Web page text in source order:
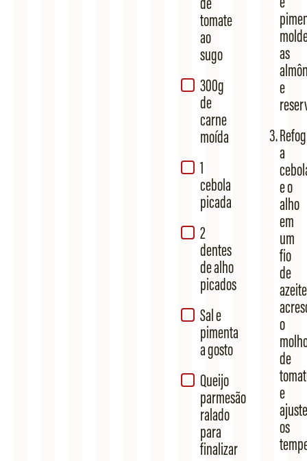
tomate
ao
sugo
300g
de
carne
moída
1
cebola
picada
2
dentes
de alho
picados
Sal e
pimenta
a gosto
Queijo
parmesão
ralado
para
finalizar
as
e
a
e o
alho
em
um
fio
de
o
de
e
ajuste
os